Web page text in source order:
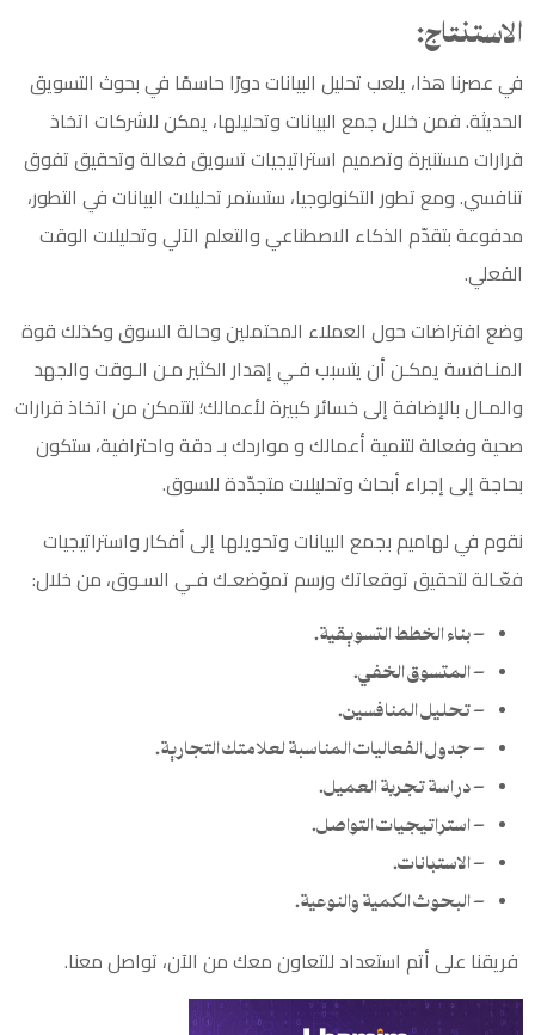
الاستنتاج:
في عصرنا هذا، يلعب تحليل البيانات دورًا حاسمًا في بحوث التسويق
الحديثة. فمن خلال جمع البيانات وتحليلها، يمكن للشركات اتخاذ
قرارات مستنيرة وتصميم استراتيجيات تسويق فعالة وتحقيق تفوق
تنافسي. ومع تطور التكنولوجيا، ستستمر تحليلات البيانات في التطور،
مدفوعة بتقدّم الذكاء الاصطناعي والتعلم الآلي وتحليلات الوقت
الفعلي.
وضع افتراضات حول العملاء المحتملين وحالة السوق وكذلك قوة
المنـافسة يمكـن أن يتسبب فـي إهدار الكثير مـن الـوقت والجهد
والمـال بالإضافة إلى خسائر كبيرة لأعمالك؛ لتتمكن من اتخاذ قرارات
صحية وفعالة لتنمية أعمالك و مواردك بـ دقة واحترافية، ستكون
بحاجة إلى إجراء أبحاث وتحليلات متجدّدة للسوق.
نقوم في لهاميم بجمع البيانات وتحويلها إلى أفكار واستراتيجيات
فعّـالة لتحقيق توقعاتك ورسم تموّضعـك فـي السـوق، من خلال:
– بناء الخطط التسويقية.
– المتسوق الخفي.
– تحليل المنافسين.
– جدول الفعاليات المناسبة لعلامتك التجارية.
– دراسة تجربة العميل.
– استراتيجيات التواصل.
– الاستبانات.
– البحوث الكمية والنوعية.
فريقنا على أتم استعداد للتعاون معك من الآن، تواصل معنا.